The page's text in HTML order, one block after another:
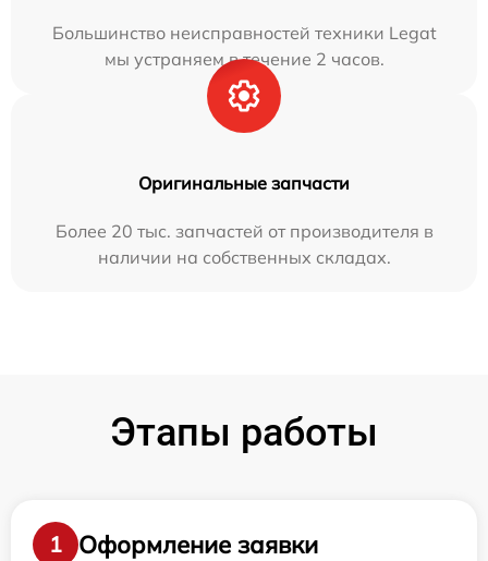
Большинство неисправностей техники Legat
мы устраняем в течение 2 часов.
Оригинальные запчасти
Более 20 тыс. запчастей от производителя в
наличии на собственных складах.
Этапы работы
1
Оформление заявки